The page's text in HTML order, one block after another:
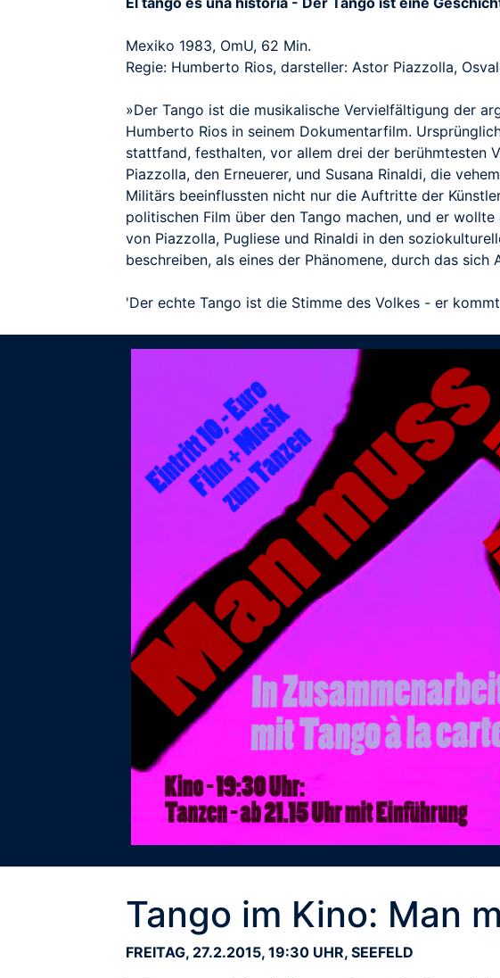
Mexiko 1983, OmU, 62 Min.
Regie: Humberto Rios, darsteller: Astor Piazzolla,
»Der Tango ist die musikalische Vervielfältigung der
Humberto Rios in seinem Dokumentarfilm.
stattfand, festhalten, vor allem drei der berühmtesten
Piazzolla, den Erneuerer, und Susana Rinaldi, die
Militärs beeinflussten nicht nur die Auftritte der
politischen Film über den Tango machen, und er
von Piazzolla, Pugliese und Rinaldi in den
beschreiben, als eines der Phänomene, durch das
'Der echte Tango ist die Stimme des Volkes - er
Tango im Kino: Man
FREITAG, 27.2.2015, 19:30 UHR, SEEFELD